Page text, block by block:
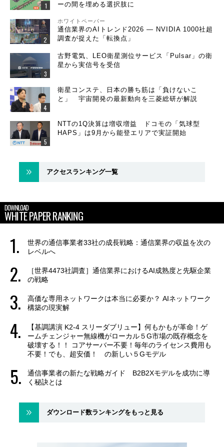
ーの間を埋める選択肢に
ホワイトペーパー
通信業界のAIトレンド2026 ― NVIDIA 1000社超
調査が捉えた「転換点」
古野電気、LEO衛星測位サービス「Pulsar」の衛
星から実信号を受信
衛星コンステ、日本の勝ち筋は「負けないこ
と」 宇宙開発の最新動向を三菱総研が解説
NTTの1Q決算は増収増益 ドコモの「気球型
HAPS」は9月から能登エリアで実証開始
アクセスランキング一覧
DOWNLOAD
WHITE PAPER RANKING
世界の通信事業者33社の成長戦略：通信業界の収益を次の
レベルへ
［世界4473社調査］通信業界におけるAI成熟度と先駆企業
の戦略
高価な専用ネットワークは本当に必要か？ AIネットワーク
構築の現実解
【基調講演 K2-4 スリーダブリュー】何もかもが革命！ゲ
ームチェンジャー無線機がローカル５G市場の既存概念を
破壊する！！ コアサーバー不要！毎年のライセンス費用も
不要！でも、超安価！ の新しい５Gモデル
通信事業者の新たな戦略ガイド B2B2Xモデルを成功に導
く秘訣とは
ダウンロード数ランキングをもっと見る